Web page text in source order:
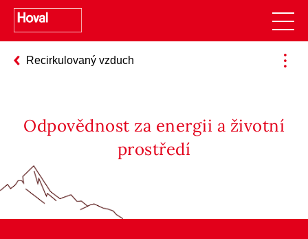
Recirkulovaný vzduch
Odpovědnost za energii a životní
prostředí